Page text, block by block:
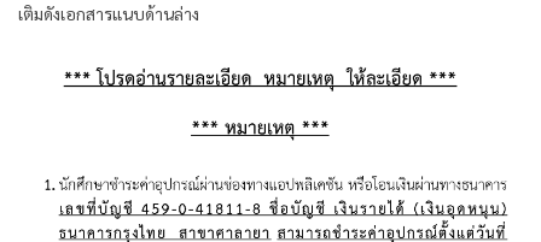
เติมดังเอกสารแนบด้านล่าง